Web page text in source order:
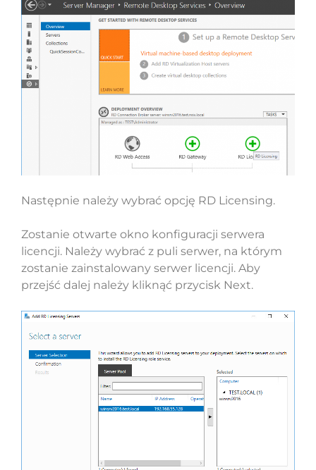
Następnie należy wybrać opcję RD Licensing.
Zostanie otwarte okno konfiguracji serwera
licencji. Należy wybrać z puli serwer, na którym
zostanie zainstalowany serwer licencji. Aby
przejść dalej należy kliknąć przycisk Next.